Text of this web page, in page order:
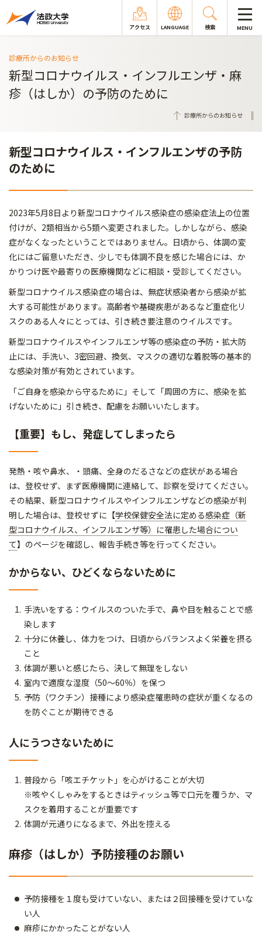
アクセス LANGUAGE 検索 MENU
診療所からのお知らせ
新型コロナウイルス・インフルエンザ・麻
疹（はしか）の予防のために
診療所からのお知らせ
新型コロナウイルス・インフルエンザの予防
のために
2023年5月8日より新型コロナウイルス感染症の感染症法上の位置
付けが、2類相当から5類へ変更されました。しかしながら、感染
症がなくなったということではありません。日頃から、体調の変
化にはご留意いただき、少しでも体調不良を感じた場合には、か
かりつけ医や最寄りの医療機関などに相談・受診してください。
新型コロナウイルス感染症の場合は、無症状感染者から感染が拡
大する可能性があります。高齢者や基礎疾患があるなど重症化リ
スクのある人々にとっては、引き続き要注意のウイルスです。
新型コロナウイルスやインフルエンザ等の感染症の予防・拡大防
止には、手洗い、3密回避、換気、マスクの適切な着脱等の基本的
な感染対策が有効とされています。
「ご自身を感染から守るために」そして「周囲の方に、感染を拡
げないために」引き続き、配慮をお願いいたします。
【重要】もし、発症してしまったら
発熱・咳や鼻水、・頭痛、全身のだるさなどの症状がある場合
は、登校せず、まず医療機関に連絡して、診察を受けてください。
その結果、新型コロナウイルスやインフルエンザなどの感染が判
明した場合は、登校せずに【学校保健安全法に定める感染症（新
型コロナウイルス、インフルエンザ等）に罹患した場合につい
て】のページを確認し、報告手続き等を行ってください。
かからない、ひどくならないために
手洗いをする：ウイルスのついた手で、鼻や目を触ることで感
染します
十分に休養し、体力をつけ、日頃からバランスよく栄養を摂る
こと
体調が悪いと感じたら、決して無理をしない
室内で適度な湿度（50～60％）を保つ
予防（ワクチン）接種により感染症罹患時の症状が重くなるの
を防ぐことが期待できる
人にうつさないために
普段から「咳エチケット」を心がけることが大切
※咳やくしゃみをするときはティッシュ等で口元を覆うか、マ
スクを着用することが重要です
体調が元通りになるまで、外出を控える
麻疹（はしか）予防接種のお願い
予防接種を１度も受けていない、または２回接種を受けていな
い人
麻疹にかかったことがない人